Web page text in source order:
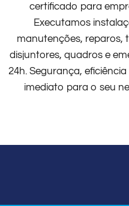
certificado para
Executamos
manutenções, reparos,
disjuntores, quadros e
24h. Segurança,
imediato para o seu